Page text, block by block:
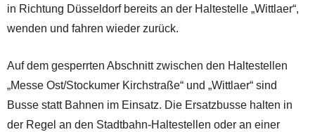
in Richtung Düsseldorf bereits an der Haltestelle „Wittlaer“,
wenden und fahren wieder zurück.
Auf dem gesperrten Abschnitt zwischen den Haltestellen
„Messe Ost/Stockumer Kirchstraße“ und „Wittlaer“ sind
Busse statt Bahnen im Einsatz. Die Ersatzbusse halten in
der Regel an den Stadtbahn-Haltestellen oder an einer